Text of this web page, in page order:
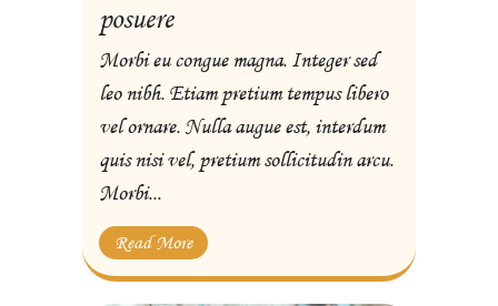
posuere
Morbi eu congue magna. Integer sed
leo nibh. Etiam pretium tempus libero
vel ornare. Nulla augue est, interdum
quis nisi vel, pretium sollicitudin arcu.
Morbi...
Read More